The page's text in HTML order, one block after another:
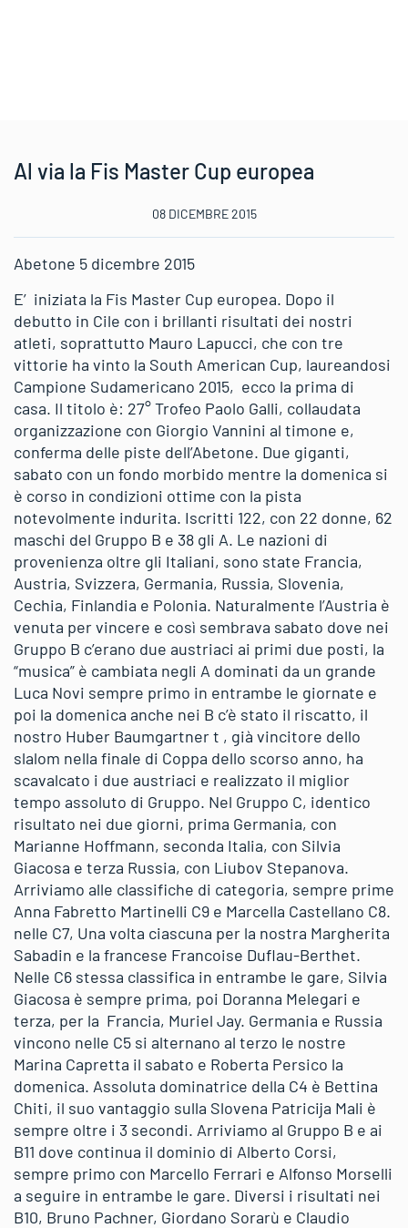
Al via la Fis Master Cup europea
08 DICEMBRE 2015
Abetone 5 dicembre 2015
E’ iniziata la Fis Master Cup europea. Dopo il
debutto in Cile con i brillanti risultati dei nostri
atleti, soprattutto Mauro Lapucci, che con tre
vittorie ha vinto la South American Cup, laureandosi
Campione Sudamericano 2015, ecco la prima di
casa. Il titolo è: 27° Trofeo Paolo Galli, collaudata
organizzazione con Giorgio Vannini al timone e,
conferma delle piste dell’Abetone. Due giganti,
sabato con un fondo morbido mentre la domenica si
è corso in condizioni ottime con la pista
notevolmente indurita. Iscritti 122, con 22 donne, 62
maschi del Gruppo B e 38 gli A. Le nazioni di
provenienza oltre gli Italiani, sono state Francia,
Austria, Svizzera, Germania, Russia, Slovenia,
Cechia, Finlandia e Polonia. Naturalmente l’Austria è
venuta per vincere e così sembrava sabato dove nei
Gruppo B c’erano due austriaci ai primi due posti, la
“musica” è cambiata negli A dominati da un grande
Luca Novi sempre primo in entrambe le giornate e
poi la domenica anche nei B c’è stato il riscatto, il
nostro Huber Baumgartner t , già vincitore dello
slalom nella finale di Coppa dello scorso anno, ha
scavalcato i due austriaci e realizzato il miglior
tempo assoluto di Gruppo. Nel Gruppo C, identico
risultato nei due giorni, prima Germania, con
Marianne Hoffmann, seconda Italia, con Silvia
Giacosa e terza Russia, con Liubov Stepanova.
Arriviamo alle classifiche di categoria, sempre prime
Anna Fabretto Martinelli C9 e Marcella Castellano C8.
nelle C7, Una volta ciascuna per la nostra Margherita
Sabadin e la francese Francoise Duflau-Berthet.
Nelle C6 stessa classifica in entrambe le gare, Silvia
Giacosa è sempre prima, poi Doranna Melegari e
terza, per la Francia, Muriel Jay. Germania e Russia
vincono nelle C5 si alternano al terzo le nostre
Marina Capretta il sabato e Roberta Persico la
domenica. Assoluta dominatrice della C4 è Bettina
Chiti, il suo vantaggio sulla Slovena Patricija Mali è
sempre oltre i 3 secondi. Arriviamo al Gruppo B e ai
B11 dove continua il dominio di Alberto Corsi,
sempre primo con Marcello Ferrari e Alfonso Morselli
a seguire in entrambe le gare. Diversi i risultati nei
B10, Bruno Pachner, Giordano Sorarù e Claudio